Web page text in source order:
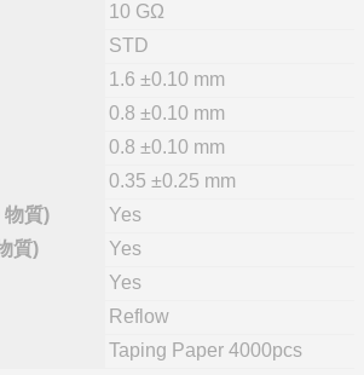
10 GΩ
STD
1.6 ±0.10 mm
0.8 ±0.10 mm
0.8 ±0.10 mm
0.35 ±0.25 mm
物質)
Yes
質)
Yes
Yes
Reflow
Taping Paper 4000pcs